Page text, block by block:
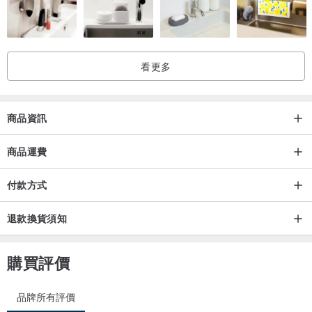
看更多
商品資訊
商品運費
付款方式
退款換貨須知
購買評價
品牌所有評價